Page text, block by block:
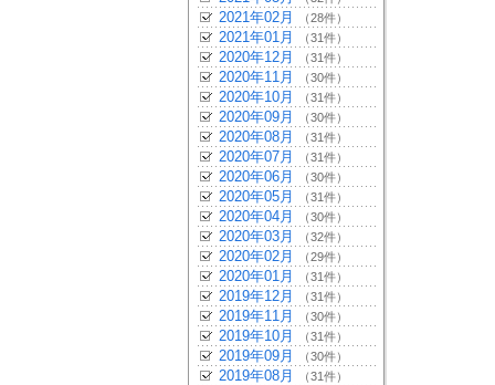
2021年02月 （28件）
2021年01月 （31件）
2020年12月 （31件）
2020年11月 （30件）
2020年10月 （31件）
2020年09月 （30件）
2020年08月 （31件）
2020年07月 （31件）
2020年06月 （30件）
2020年05月 （31件）
2020年04月 （30件）
2020年03月 （32件）
2020年02月 （29件）
2020年01月 （31件）
2019年12月 （31件）
2019年11月 （30件）
2019年10月 （31件）
2019年09月 （30件）
2019年08月 （31件）